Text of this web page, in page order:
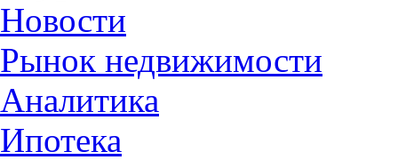
Новости
Рынок недвижимости
Аналитика
Ипотека